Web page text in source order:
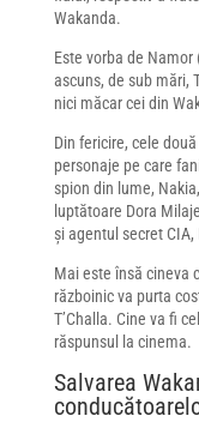
Wakanda.
Este vorba de
ascuns, de sub mări,
nici măcar cei din
Din fericire, cele
personaje pe care
spion din lume,
luptătoare Dora
și agentul secret CIA,
Mai este însă cineva
războinic va purta
T’Challa. Cine va fi
răspunsul la cinema.
Salvarea